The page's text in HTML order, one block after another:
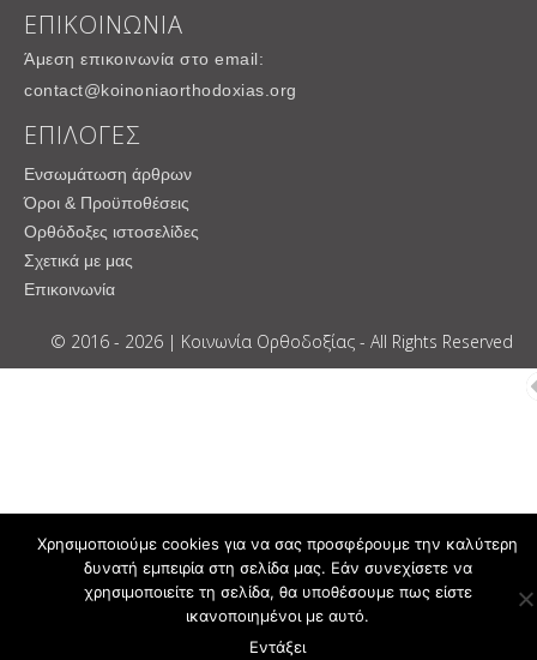
ΕΠΙΚΟΙΝΩΝΙΑ
Άμεση επικοινωνία στο email:
contact@koinoniaorthodoxias.org
ΕΠΙΛΟΓΕΣ
Ενσωμάτωση άρθρων
Όροι & Προϋποθέσεις
Ορθόδοξες ιστοσελίδες
Σχετικά με μας
Επικοινωνία
© 2016 - 2026 | Κοινωνία Ορθοδοξίας - All Rights Reserved
Χρησιμοποιούμε cookies για να σας προσφέρουμε την καλύτερη
δυνατή εμπειρία στη σελίδα μας. Εάν συνεχίσετε να
χρησιμοποιείτε τη σελίδα, θα υποθέσουμε πως είστε
ικανοποιημένοι με αυτό.
Εντάξει